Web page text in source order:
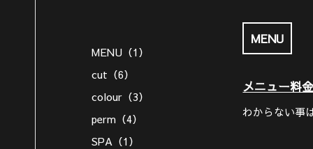
MENU
メニュー料
わからない事
MENU（1）
cut（6）
colour（3）
perm（4）
SPA（1）